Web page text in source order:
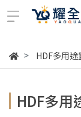
HDF多用
HDF多用